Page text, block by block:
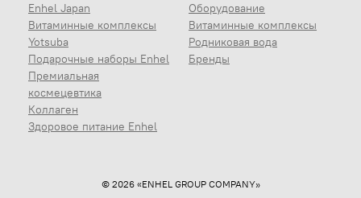
Enhel Japan
Витаминные комплексы
Yotsuba
Подарочные наборы Enhel
Премиальная
космецевтика
Коллаген
Здоровое питание Enhel
Оборудование
Витаминные комплексы
Родниковая вода
Бренды
© 2026 «ENHEL GROUP COMPANY»